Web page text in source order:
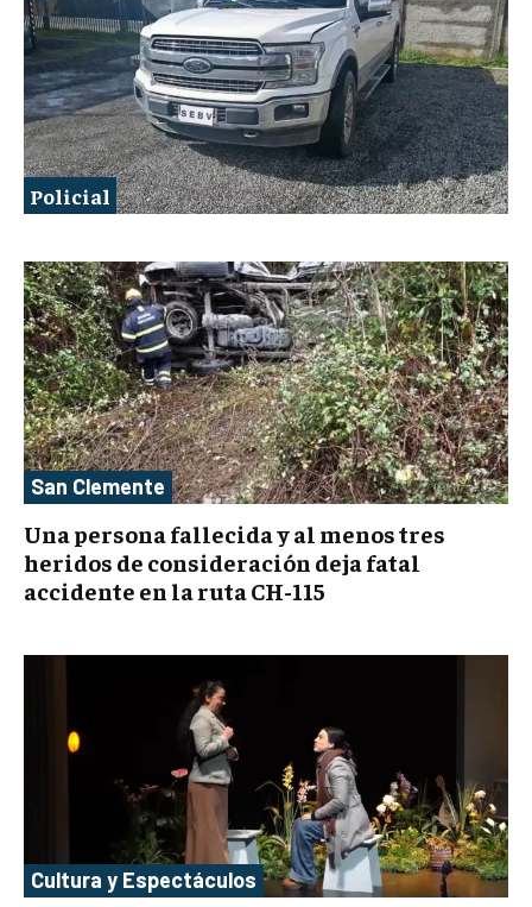
Policial
San Clemente
Una persona fallecida y al menos tres
heridos de consideración deja fatal
accidente en la ruta CH-115
Cultura y Espectáculos